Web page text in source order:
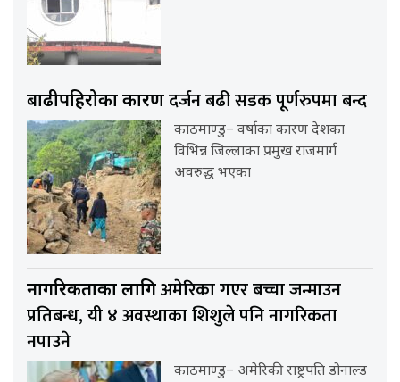
बाढीपहिरोका कारणदर्जन बढी सडक पूर्णरुपमा बन्द
काठमाण्डु– वर्षाका कारण देशका
विभिन्न जिल्लाका प्रमुख राजमार्ग
अवरुद्ध भएका
नागरिकताका लागिअमेरिका गएर बच्चा जन्माउन
प्रतिबन्ध, यी ४ अवस्थाका शिशुले पनि नागरिकता
नपाउने
काठमाण्डु– अमेरिकी राष्ट्रपति डोनाल्ड